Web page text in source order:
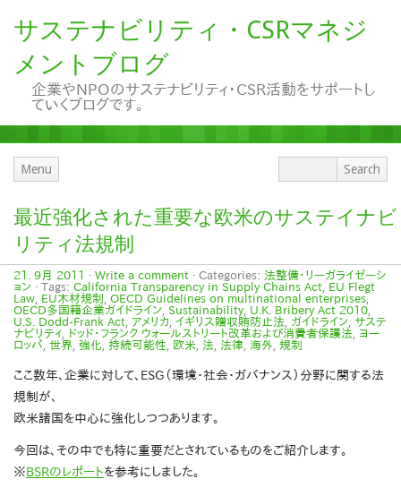
サステナビリティ・CSRマネジ
メントブログ
企業やNPOのサステナビリティ・CSR活動をサポートし
ていくブログです。
Menu
最近強化された重要な欧米のサステイナビ
リティ法規制
21. 9月 2011 · Write a comment · Categories: 法整備・リーガライゼーシ
ョン · Tags: California Transparency in Supply Chains Act
EU Flegt
Law
EU木材規制 OECD Guidelines on multinational enterprises
OECD多国籍企業ガイドライン Sustainability, U.K. Bribery Act 2010
U.S. Dodd-Frank Act アメリカ イギリス贈収賄防止法 ガイドライン サステ
ナビリティ
ドッド・フランク ウォールストリート改革および消費者保護法
ヨー
ロッパ
世界 強化 持続可能性 欧米 法 法律 海外 規制
ここ数年、企業に対して、ESG（環境・社会・ガバナンス）分野に関する法
規制が、
欧米諸国を中心に強化しつつあります。
今回は、その中でも特に重要だとされているものをご紹介します。
※ BSRのレポートを参考にしました。